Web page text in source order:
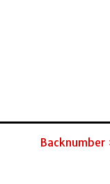
Backnumber